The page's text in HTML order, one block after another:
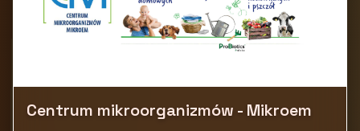
Centrum mikroorganizmów - Mikroem